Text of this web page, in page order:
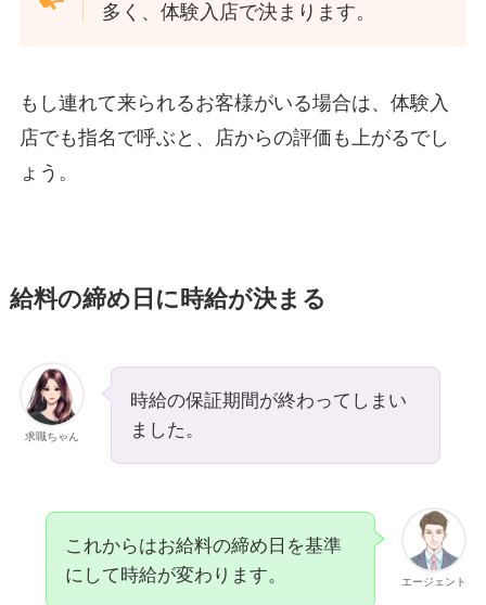
多く、体験入店で決まります。
もし連れて来られるお客様がいる場合は、体験入
店でも指名で呼ぶと、店からの評価も上がるでし
ょう。
給料の締め日に時給が決まる
求職ちゃん
時給の保証期間が終わってしまい
ました。
エージェント
これからはお給料の締め日を基準
にして時給が変わります。